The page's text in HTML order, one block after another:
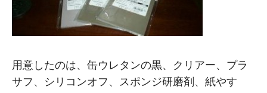
用意したのは、缶ウレタンの黒、クリアー、プラ
サフ、シリコンオフ、スポンジ研磨剤、紙やす